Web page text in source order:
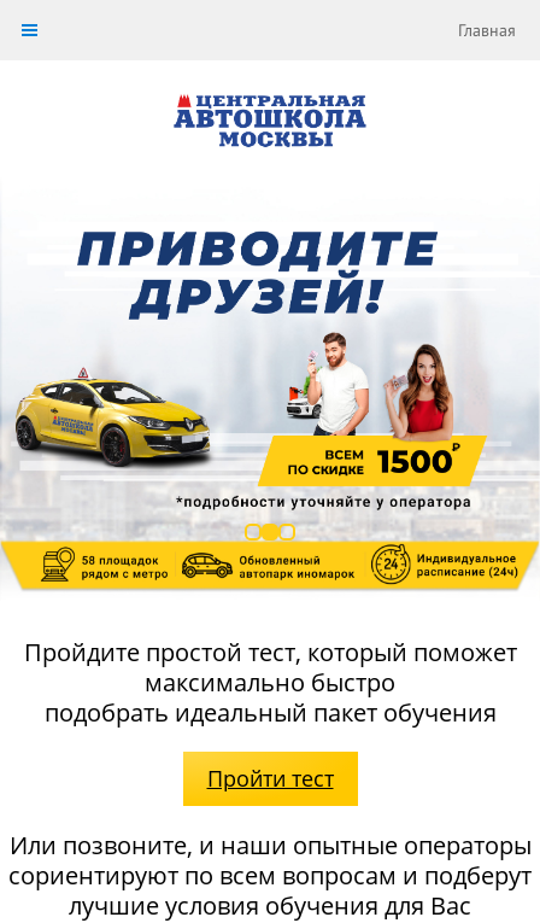
Главная
Пройдите простой тест, который поможет
максимально быстро
подобрать идеальный пакет обучения
Пройти тест
Или позвоните, и наши опытные операторы
сориентируют по всем вопросам и подберут
лучшие условия обучения для Вас